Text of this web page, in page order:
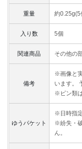
重量 約0.25g(5
入り数 5個
関連商品 その他の
備考
※画像と
います。
※ピン類
ゆうパケット
※日時指
※紛失・
ん。